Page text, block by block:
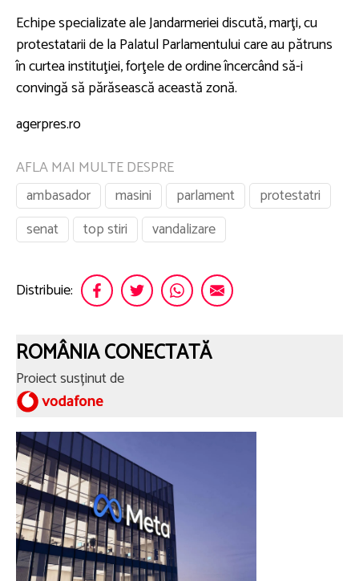
Echipe specializate ale Jandarmeriei discută, marţi, cu
protestatarii de la Palatul Parlamentului care au pătruns
în curtea instituţiei, forţele de ordine încercând să-i
convingă să părăsească această zonă.
agerpres.ro
AFLA MAI MULTE DESPRE
ambasador
masini parlament
protestatri
senat
top stiri vandalizare
Distribuie:
ROMÂNIA CONECTATĂ
Proiect susținut de